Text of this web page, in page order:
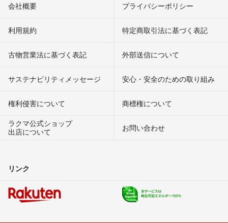
会社概要 プライバシーポリシー
利用規約 特定商取引法に基づく表記
古物営業法に基づく表記 外部送信について
サステナビリティメッセージ 安心・安全のための取り組み
権利侵害について
商標権について
ラクマ公式ショップ
出店について
お問い合わせ
リンク